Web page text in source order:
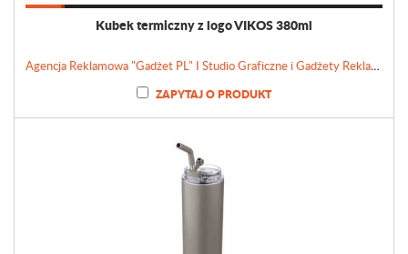
Kubek termiczny z logo VIKOS 380ml
Agencja Reklamowa "Gadżet PL" I Studio Graficzne i Gadżety Reklamowe
ZAPYTAJ O PRODUKT